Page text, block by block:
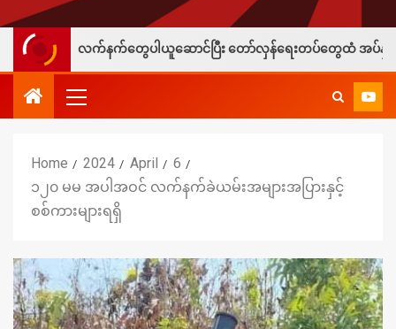
က်နက်တွေပါယူဆောင်ပြီး တော်လှန်ရေးတပ်တွေထံ အပ်နှံလို့ သိန်းတစ်ရာ
Home 2024 April
6
၁၂၀ မမ အပါအဝင် လက်နက်ခဲယမ်းအများအပြားနှင့်
စစ်ကားများရရှိ